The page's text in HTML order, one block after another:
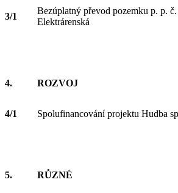
3/1
Bezúplatný převod pozemku p. p.
Elektrárenská
4. ROZVOJ
4/1 Spolufinancování projektu Hudba
5. RŮZNÉ